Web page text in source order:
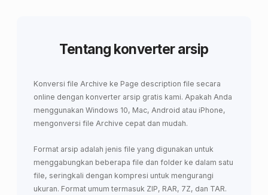
Tentang konverter arsip
Konversi file Archive ke Page description file secara
online dengan konverter arsip gratis kami. Apakah Anda
menggunakan Windows 10, Mac, Android atau iPhone,
mengonversi file Archive cepat dan mudah.
Format arsip adalah jenis file yang digunakan untuk
menggabungkan beberapa file dan folder ke dalam satu
file, seringkali dengan kompresi untuk mengurangi
ukuran. Format umum termasuk ZIP, RAR, 7Z, dan TAR.